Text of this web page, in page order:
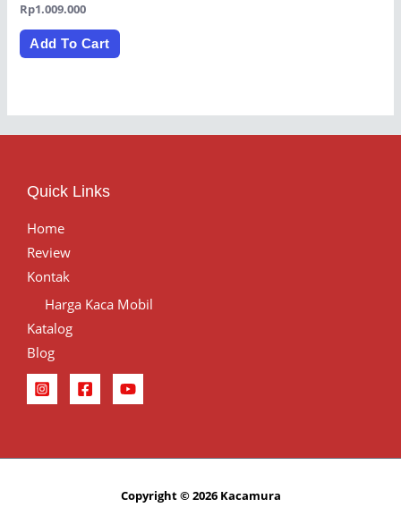
Rated
0
out
Rp1.009.000
Add To Cart
Quick Links
Home
Review
Kontak
Harga Kaca Mobil
Katalog
Blog
Copyright © 2026 Kacamura